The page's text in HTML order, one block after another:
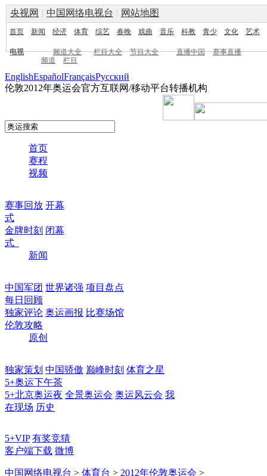
央视网 | 中国网络电视台 | 网站地图
首页 新闻 经济 体育 综艺 春晚 戏曲 音乐 科教 青少 文化 艺术
电视 频道大全 栏目大全 节目大全 直播中国
赛事直播
频道
栏目
EnglishEspañolFrançaisPусский
伦敦2012年奥运会官方互联网/移动平台转播机构
首页
赛程
视频
赛事回放 开幕
式
金牌时刻 闭幕
式
新闻
中国军团 世界诸强 项目盘点
每日回顾
独家评论 奥运画报 比赛场馆
伦敦攻略
原创
独家策划 中国骄傲 巅峰时刻 体育之星
5+奥运下午茶
5+北京奥运夜 全景奥运会 奥运风云会 我
在现场 历史
5+VIP 有奖竞猜
客户端下载 微博
中国网络电视台 > 体育台 > 2012年伦敦奥运会 >